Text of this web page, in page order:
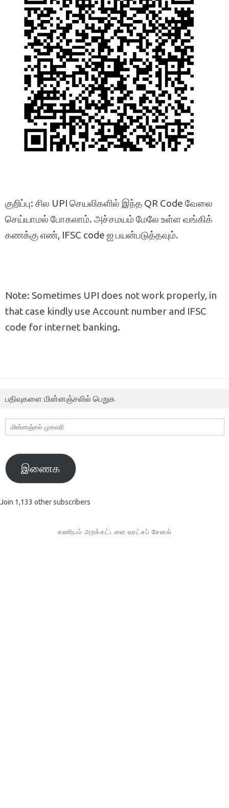
குறிப்பு: சில UPI செயலிகளில் இந்த QR Code வேலை
செய்யாமல் போகலாம். அச்சமயம் மேலே உள்ள வங்கிக்
கணக்கு எண், IFSC code ஐ பயன்படுத்தவும்.
Note: Sometimes UPI does not work properly, in
that case kindly use Account number and IFSC
code for internet banking.
பதிவுகளை மின்னஞ்சலில் பெறுக
மின்னஞ்சல்
முகவரி
இணைக
Join 1,133 other subscribers
கணியம் அறக்கட்டளை வாட்சப் சேனல்